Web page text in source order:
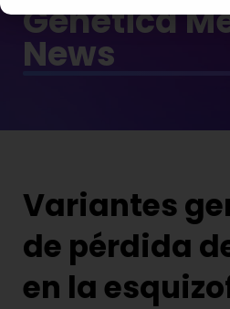
Genética
News
Variantes
de pérdida
en la